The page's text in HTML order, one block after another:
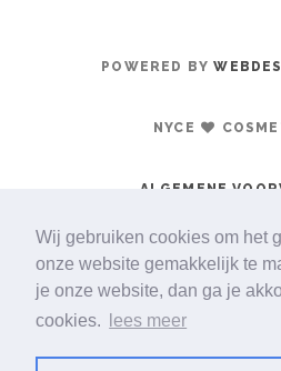
Wij gebruiken cookies om het
onze website gemakkelijk te
je onze website, dan ga je
cookies.
lees meer
POWERED BY
NYCE
ALGEMENE